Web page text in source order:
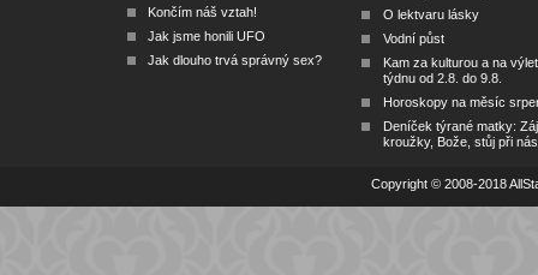
Končím náš vztah!
Jak jsme honili UFO
Jak dlouho trvá správný sex?
O lektvaru lásky
Vodní půst
Kam za kulturou a na
týdnu od 2.8. do 9.8.
Horoskopy na měsíc
Deníček týrané matky:
kroužky, Bože, stůj při nás
Copyright © 2008-2018